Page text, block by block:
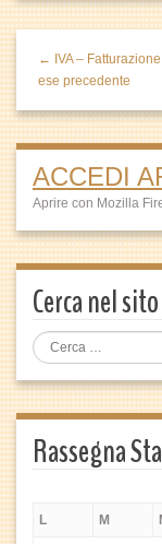
← IVA –
ese precedente
ACCEDI
Aprire con Mozilla
Cerca nel sito
Rassegna
L
M